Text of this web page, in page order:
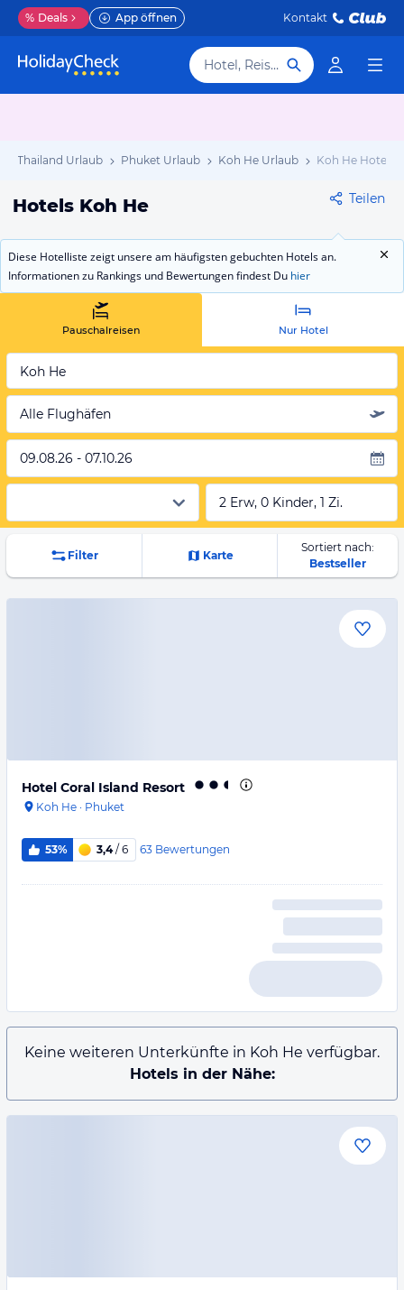
% Deals App öffnen Kontakt
Hotel, Reiseziel
Thailand Urlaub Phuket Urlaub Koh He Urlaub Koh He Hotels
Hotels Koh He Teilen
Diese Hotelliste zeigt unsere am häufigsten gebuchten Hotels an.
Informationen zu Rankings und Bewertungen findest Du hier
Pauschalreisen Nur Hotel
Koh He
Alle Flughäfen
09.08.26 - 07.10.26
2 Erw, 0 Kinder, 1 Zi.
Filter Karte
Sortiert nach:
Bestseller
Hotel Coral Island Resort
Koh He · Phuket
53% 3,4/ 6 63 Bewertungen
Keine weiteren Unterkünfte in Koh He verfügbar.
Hotels in der Nähe: